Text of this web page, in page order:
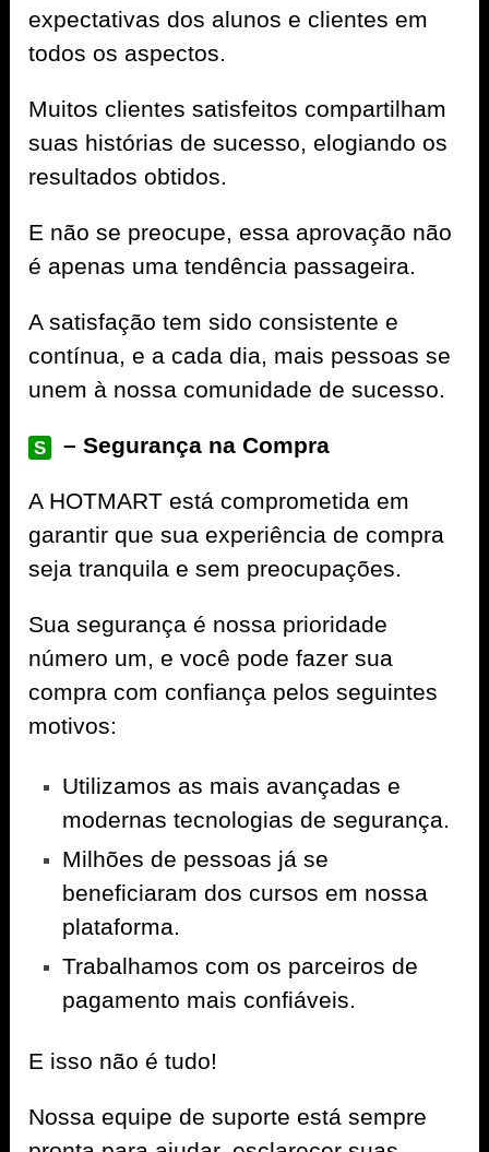
expectativas dos alunos e clientes em
todos os aspectos.
Muitos clientes satisfeitos compartilham
suas histórias de sucesso, elogiando os
resultados obtidos.
E não se preocupe, essa aprovação não
é apenas uma tendência passageira.
A satisfação tem sido consistente e
contínua, e a cada dia, mais pessoas se
unem à nossa comunidade de sucesso.
S – Segurança na Compra
A HOTMART está comprometida em
garantir que sua experiência de compra
seja tranquila e sem preocupações.
Sua segurança é nossa prioridade
número um, e você pode fazer sua
compra com confiança pelos seguintes
motivos:
Utilizamos as mais avançadas e
modernas tecnologias de segurança.
Milhões de pessoas já se
beneficiaram dos cursos em nossa
plataforma.
Trabalhamos com os parceiros de
pagamento mais confiáveis.
E isso não é tudo!
Nossa equipe de suporte está sempre